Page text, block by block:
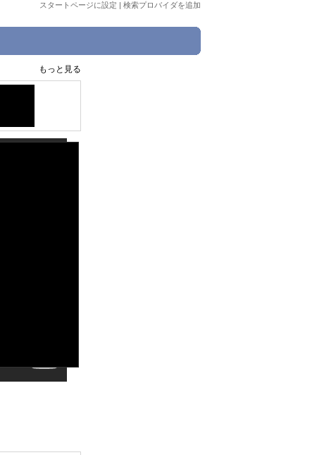
スタートページに設定 | 検索プロバイダを追加
もっと見る